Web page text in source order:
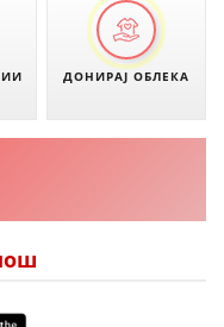
ДОНИРАЈ ОБЛЕКА